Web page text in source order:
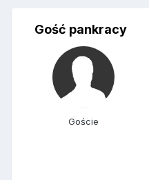
Gość pankracy
Goście